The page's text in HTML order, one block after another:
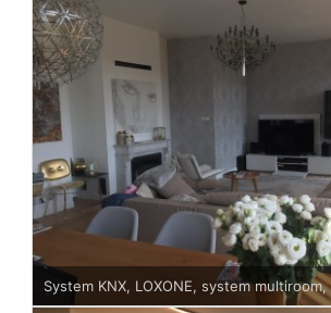
System KNX, LOXONE, system multiroom,